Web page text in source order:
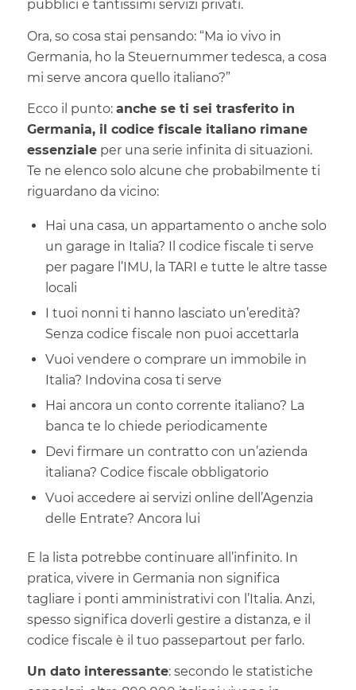
pubblici e tantissimi servizi privati.
Ora, so cosa stai pensando: “Ma io vivo in
Germania, ho la Steuernummer tedesca, a cosa
mi serve ancora quello italiano?”
Ecco il punto: anche se ti sei trasferito in
Germania, il codice fiscale italiano rimane
essenzialeper una serie infinita di situazioni.
Te ne elenco solo alcune che probabilmente ti
riguardano da vicino:
Hai una casa, un appartamento o anche solo
un garage in Italia? Il codice fiscale ti serve
per pagare l’IMU, la TARI e tutte le altre tasse
locali
I tuoi nonni ti hanno lasciato un’eredità?
Senza codice fiscale non puoi accettarla
Vuoi vendere o comprare un immobile in
Italia? Indovina cosa ti serve
Hai ancora un conto corrente italiano? La
banca te lo chiede periodicamente
Devi firmare un contratto con un’azienda
italiana? Codice fiscale obbligatorio
Vuoi accedere ai servizi online dell’Agenzia
delle Entrate? Ancora lui
E la lista potrebbe continuare all’infinito. In
pratica, vivere in Germania non significa
tagliare i ponti amministrativi con l’Italia. Anzi,
spesso significa doverli gestire a distanza, e il
codice fiscale è il tuo passepartout per farlo.
Un dato interessante: secondo le statistiche